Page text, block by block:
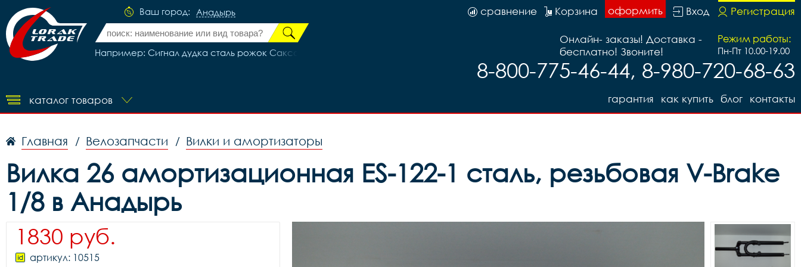
Ваш город: Анадырь
Например: Сигнал дудка сталь рожок Саксофон 3293040-16, код 99512
Регистрация
Вход
оформить
Корзина
сравнение
Режим работы:
Пн-Пт 10.00-19.00
Онлайн- заказы! Доставка -
бесплатно! Звоните!
8-800-775-46-44, 8-980-720-68-63
каталог товаров контакты
блог
как купить
гарантия
Главная / Велозапчасти / Вилки и амортизаторы
Вилка 26 амортизационная ES-122-1 сталь, резьбовая V-Brake
1/8 в Анадырь
1830 руб.
артикул: 10515